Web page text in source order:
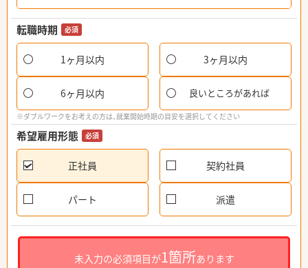
転職時期 必須
1ヶ月以内 3ヶ月以内
6ヶ月以内 良いところがあれば
※ダブルワークをお考えの方は、就業開始時期の目安を選択してください
希望雇用形態 必須
正社員 契約社員
パート 派遣
未入力の必須項目が1箇所あります